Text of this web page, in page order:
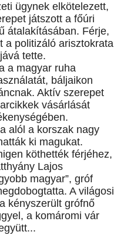
ügynek elkötelezett,
játszott a főúri
átalakításában. Férje,
a politizáló arisztokrata
tette.
a magyar ruha
báljaikon
Aktív szerepet
vásárlását
alól a korszak nagy
ki magukat.
köthették férjéhez,
Lajos
magyar”, gróf
A világosi
kényszerült grófnő
a komáromi vár